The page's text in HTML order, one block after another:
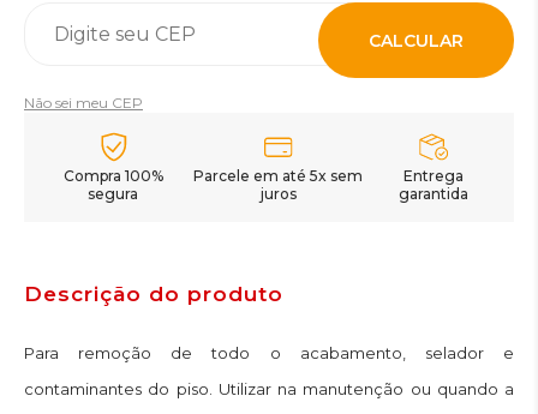
CALCULAR
Não sei meu CEP
Compra 100%
segura
Parcele em até 5x sem
juros
Entrega
garantida
Descrição do produto
Para remoção de todo o acabamento, selador e
contaminantes do piso. Utilizar na manutenção ou quando a